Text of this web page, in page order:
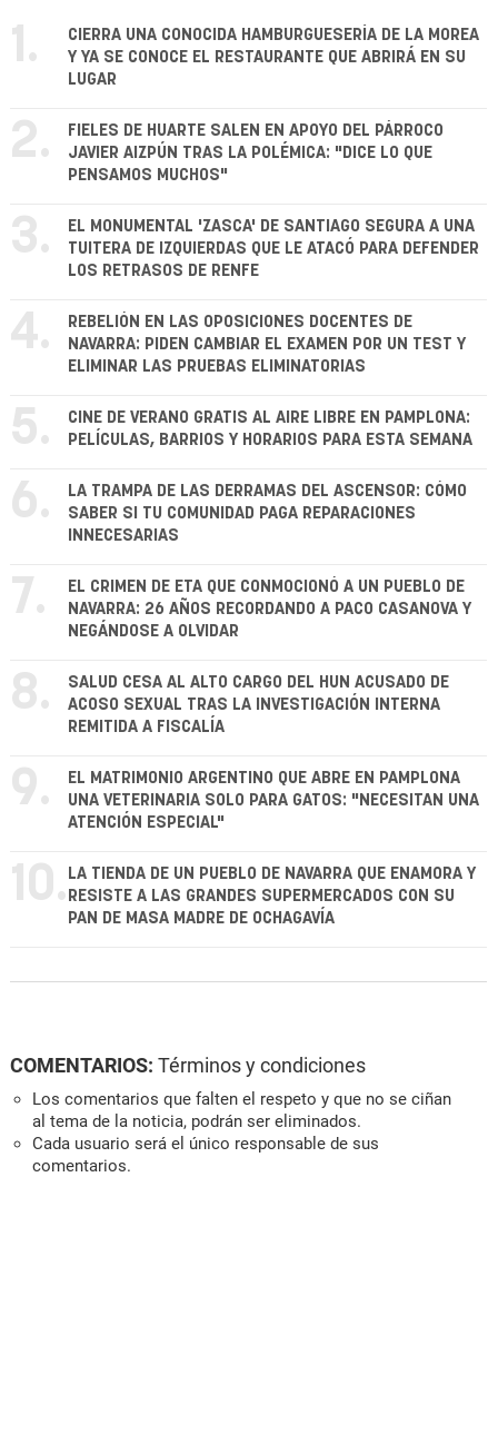
1.
CIERRA UNA CONOCIDA HAMBURGUESERÍA DE LA MOREA
Y YA SE CONOCE EL RESTAURANTE QUE ABRIRÁ EN SU
LUGAR
2.
FIELES DE HUARTE SALEN EN APOYO DEL PÁRROCO
JAVIER AIZPÚN TRAS LA POLÉMICA: "DICE LO QUE
PENSAMOS MUCHOS"
3.
EL MONUMENTAL 'ZASCA' DE SANTIAGO SEGURA A UNA
TUITERA DE IZQUIERDAS QUE LE ATACÓ PARA DEFENDER
LOS RETRASOS DE RENFE
4.
REBELIÓN EN LAS OPOSICIONES DOCENTES DE
NAVARRA: PIDEN CAMBIAR EL EXAMEN POR UN TEST Y
ELIMINAR LAS PRUEBAS ELIMINATORIAS
5.
CINE DE VERANO GRATIS AL AIRE LIBRE EN PAMPLONA:
PELÍCULAS, BARRIOS Y HORARIOS PARA ESTA SEMANA
6.
LA TRAMPA DE LAS DERRAMAS DEL ASCENSOR: CÓMO
SABER SI TU COMUNIDAD PAGA REPARACIONES
INNECESARIAS
7.
EL CRIMEN DE ETA QUE CONMOCIONÓ A UN PUEBLO DE
NAVARRA: 26 AÑOS RECORDANDO A PACO CASANOVA Y
NEGÁNDOSE A OLVIDAR
8.
SALUD CESA AL ALTO CARGO DEL HUN ACUSADO DE
ACOSO SEXUAL TRAS LA INVESTIGACIÓN INTERNA
REMITIDA A FISCALÍA
9.
EL MATRIMONIO ARGENTINO QUE ABRE EN PAMPLONA
UNA VETERINARIA SOLO PARA GATOS: "NECESITAN UNA
ATENCIÓN ESPECIAL"
10. LA TIENDA DE UN PUEBLO DE NAVARRA QUE ENAMORA Y
RESISTE A LAS GRANDES SUPERMERCADOS CON SU
PAN DE MASA MADRE DE OCHAGAVÍA
COMENTARIOS: Términos y condiciones
Los comentarios que falten el respeto y que no se ciñan
al tema de la noticia, podrán ser eliminados.
Cada usuario será el único responsable de sus
comentarios.